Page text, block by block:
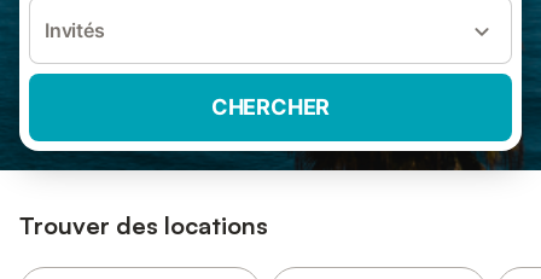
Invités
CHERCHER
Trouver des locations